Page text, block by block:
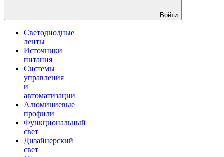
Войти
Светодиодные
ленты
Источники
питания
Системы
управления
и
автоматизации
Алюминиевые
профили
Функциональный
свет
Дизайнерский
свет